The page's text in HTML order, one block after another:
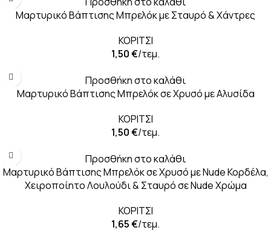
Μαρτυρικό Βάπτισης Μπρελόκ με Σταυρό & Χάντρες
ΚΟΡΙΤΣΙ
1,50€/τεμ.
Προσθήκη στο καλάθι
Μαρτυρικό Βάπτισης Μπρελόκ σε Χρυσό με Αλυσίδα
ΚΟΡΙΤΣΙ
1,50€/τεμ.
Προσθήκη στο καλάθι
Μαρτυρικό Βάπτισης Μπρελόκ σε Χρυσό με Nude Κορδέλα,
Χειροποίητο Λουλούδι & Σταυρό σε Nude Χρώμα
ΚΟΡΙΤΣΙ
1,65€/τεμ.